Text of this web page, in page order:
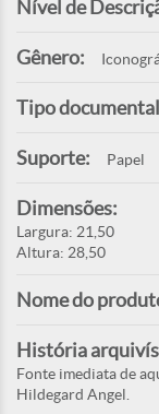
Nível de
Gênero:
Tipo
Suporte: Papel
Dimensões:
Largura: 21,50
Altura: 28,50
Nome do
História
Fonte imediata de
Hildegard Angel.